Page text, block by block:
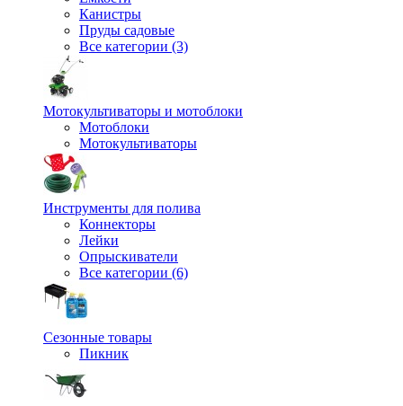
Канистры
Пруды садовые
Все категории (3)
Мотокультиваторы и мотоблоки
Мотоблоки
Мотокультиваторы
Инструменты для полива
Коннекторы
Лейки
Опрыскиватели
Все категории (6)
Сезонные товары
Пикник